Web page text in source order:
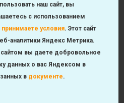
Г. Н. Сперанского ДЗМ»
наш сайт, вы
с использованием
принимаете условия. Этот сайт
аналитики Яндекс Метрика.
вы даете добровольное
данных о вас Яндексом в
в документе.